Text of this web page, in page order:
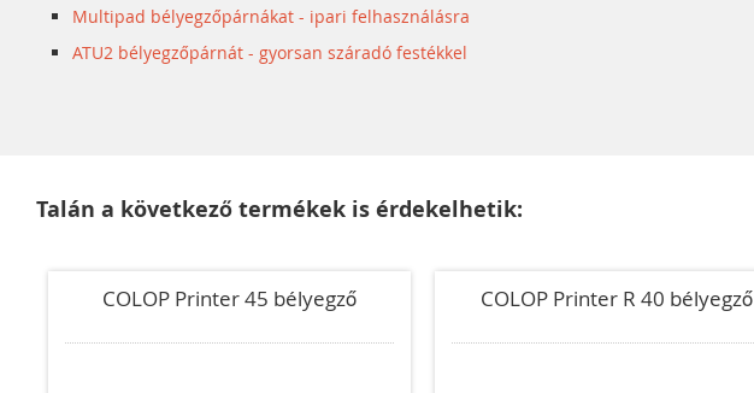
Multipad bélyegzőpárnákat - ipari felhasználásra
ATU2 bélyegzőpárnát - gyorsan száradó festékkel
Talán a következő termékek is érdekelhetik:
COLOP Printer 45 bélyegző COLOP Printer R 40 bélyegző